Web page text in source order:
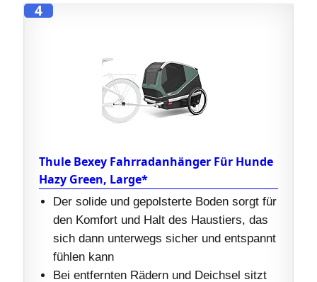
4
Thule Bexey Fahrradanhänger Für Hunde
Hazy Green, Large*
Der solide und gepolsterte Boden sorgt für
den Komfort und Halt des Haustiers, das
sich dann unterwegs sicher und entspannt
fühlen kann
Bei entfernten Rädern und Deichsel sitzt